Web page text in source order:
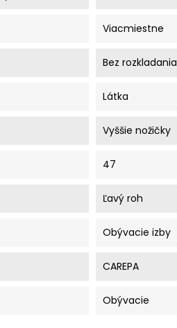
Viacmiestne
Bez rozkladania
Látka
Vyššie nožičky
47
Ľavý roh
Obývacie izby
CAREPA
Obývacie